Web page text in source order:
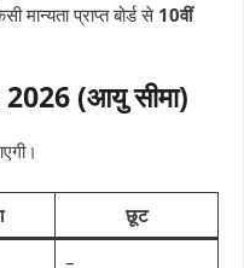
प्राप्त बोर्ड से 10वीं
(आयु सीमा)
छूट
–